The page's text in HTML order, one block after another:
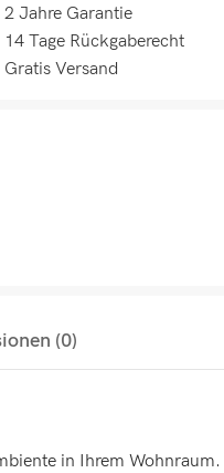
2 Jahre Garantie
14 Tage Rückgaberecht
Gratis Versand
(0)
in Ihrem